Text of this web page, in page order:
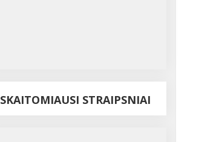
SKAITOMIAUSI STRAIPSNIAI